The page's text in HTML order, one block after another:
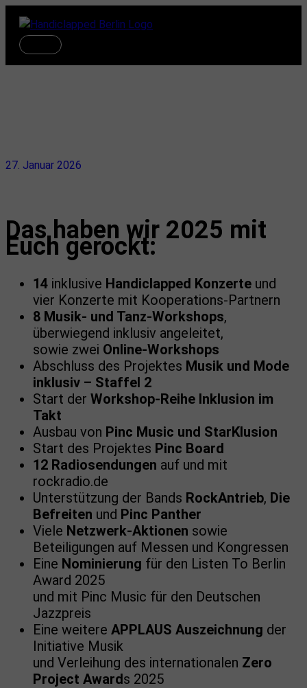
Inhalt
springen
Hauptmenü
27. Januar 2026
Das haben wir 2025 mit
Euch gerockt:
14 inklusive Handiclapped Konzerte und
vier Konzerte mit Kooperations-Partnern
8 Musik- und Tanz-Workshops,
überwiegend inklusiv angeleitet,
sowie zwei Online-Workshops
Abschluss des Projektes Musik und Mode
inklusiv – Staffel 2
Start der Workshop-Reihe Inklusion im
Takt
Ausbau von Pinc Music und StarKlusion
Start des Projektes Pinc Board
12 Radiosendungen auf und mit
rockradio.de
Unterstützung der Bands RockAntrieb, Die
Befreiten und Pinc Panther
Viele Netzwerk-Aktionen sowie
Beteiligungen auf Messen und Kongressen
Eine Nominierung für den Listen To Berlin
Award 2025
und mit Pinc Music für den Deutschen
Jazzpreis
Eine weitere APPLAUS Auszeichnung der
Initiative Musik
und Verleihung des internationalen Zero
Project Awards 2025